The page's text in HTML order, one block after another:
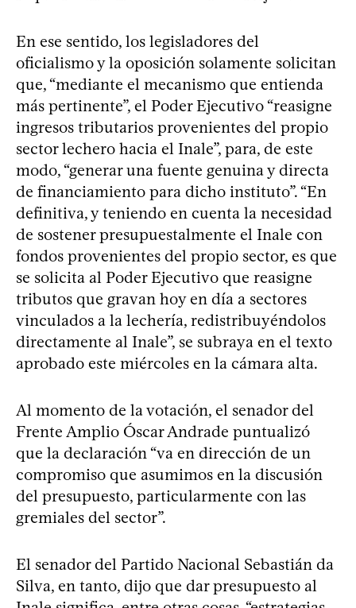
En ese sentido, los legisladores del
oficialismo y la oposición solamente solicitan
que, “mediante el mecanismo que entienda
más pertinente”, el Poder Ejecutivo “reasigne
ingresos tributarios provenientes del propio
sector lechero hacia el Inale”, para, de este
modo, “generar una fuente genuina y directa
de financiamiento para dicho instituto”. “En
definitiva, y teniendo en cuenta la necesidad
de sostener presupuestalmente el Inale con
fondos provenientes del propio sector, es que
se solicita al Poder Ejecutivo que reasigne
tributos que gravan hoy en día a sectores
vinculados a la lechería, redistribuyéndolos
directamente al Inale”, se subraya en el texto
aprobado este miércoles en la cámara alta.
Al momento de la votación, el senador del
Frente Amplio Óscar Andrade puntualizó
que la declaración “va en dirección de un
compromiso que asumimos en la discusión
del presupuesto, particularmente con las
gremiales del sector”.
El senador del Partido Nacional Sebastián da
Silva, en tanto, dijo que dar presupuesto al